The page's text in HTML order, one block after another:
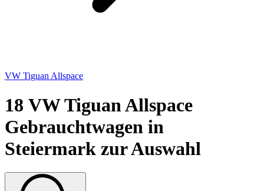
VW Tiguan Allspace
18 VW Tiguan Allspace
Gebrauchtwagen in
Steiermark zur Auswahl